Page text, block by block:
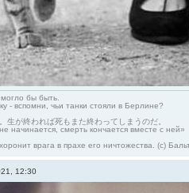
бы быть.
- вспомни, чьи танки стояли в Берлине?
生が終われば死もまた終わってしまうのだ。
начинается, смерть кончается вместе с ней»
врага в прахе его ничтожества. (с)
12:30